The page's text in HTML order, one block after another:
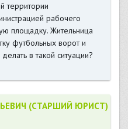
территории
рабочего
площадку. Жительница
футбольных ворот и
в такой ситуации?
(СТАРШИЙ ЮРИСТ)